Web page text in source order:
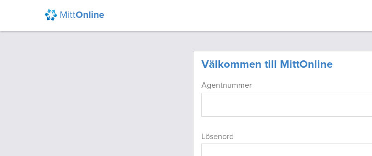
MittOnline
Välkommen till MittOnline
Agentnummer
Lösenord